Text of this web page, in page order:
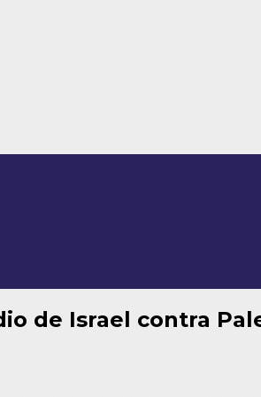
de Israel contra